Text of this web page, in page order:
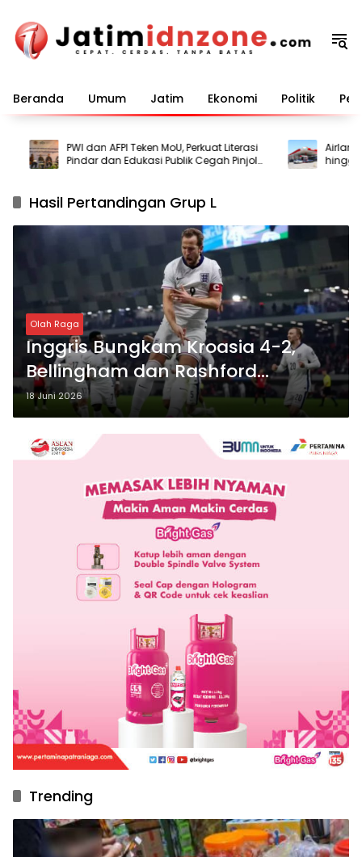
konten
Beranda Umum Jatim Ekonomi Politik
PWI dan AFPI Teken MoU, Perkuat Literasi
Pindar dan Edukasi Publik Cegah Pinjol
Ilegal
Airlangga
hingga
Hasil Pertandingan Grup L
Olah Raga
Inggris Bungkam Kroasia 4-2,
Bellingham dan Rashford
Pastikan Tiga Poin di Grup L
18 Juni 2026
Trending